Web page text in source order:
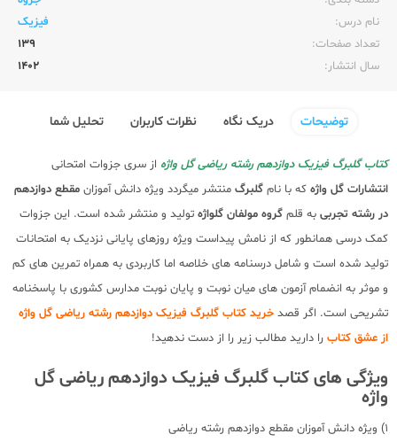
نام درس:
فیزیک
تعداد صفحات:‌
139
سال انتشار:‌
1402
توضیحات دریک نگاه نظرات کاربران تحلیل شما
کتاب گلبرگ فیزیک دوازدهم رشته ریاضی گل واژه از سری جزوات امتحانی
انتشارات گل واژه که با نام گلبرگ منتشر میگردد ویژه دانش آموزان مقطع دوازدهم
در رشته تجربی به قلم گروه مولفان گلواژه تولید و منتشر شده است. این جزوات
کمک درسی همانطور که از نامش پیداست ویژه روزهای پایانی نزدیک به امتحانات
تولید شده است و شامل درسنامه های خلاصه اما کاربردی به همراه تمرین های کم
و موثر به انضمام آزمون های میان نوبت و پایان نوبت مدارس کشوری با پاسخنامه
تشریحی است. اگر قصد خرید کتاب گلبرگ فیزیک دوازدهم رشته ریاضی گل واژه
از عشق کتاب را دارید مطالب زیر را از دست ندهید!
ویژگی های کتاب گلبرگ فیزیک دوازدهم ریاضی گل
واژه
1) ویژه دانش آموزان مقطع دوازدهم رشته ریاضی